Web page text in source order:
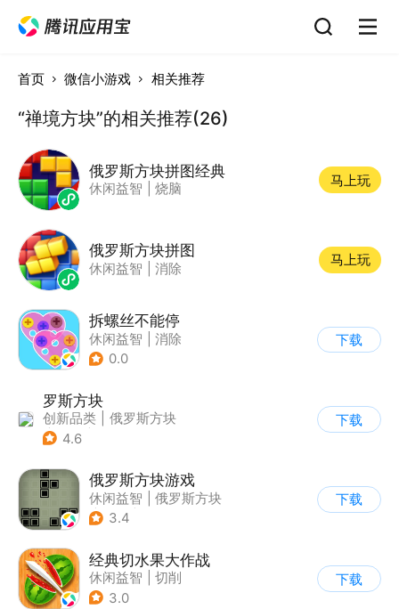
首页 微信小游戏 相关推荐
“禅境方块”的相关推荐(26)
俄罗斯方块拼图经典
休闲益智 烧脑
马上玩
俄罗斯方块拼图
休闲益智 消除
马上玩
拆螺丝不能停
休闲益智
消除
0.0
下载
罗斯方块
创新品类
俄罗斯方块
| 脑洞
4.6
下载
俄罗斯方块游戏
休闲益智
俄罗斯方块
| 童年
3.4
下载
经典切水果大作战
休闲益智
切削
3.0
下载